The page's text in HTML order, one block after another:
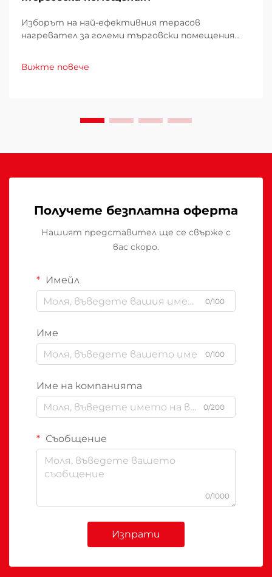
Изборът на най-ефективния терасов
нагревател за големи търговски помещения
фактори, които директно влияят върху
експлоатационните разходи, удобството на
Вижте повече
Получете безплатна оферта
Нашият представител ще се свърже с
вас скоро.
Имейл
0/100
Име
0/100
Име на компанията
0/200
Съобщение
0/1000
Изпрати